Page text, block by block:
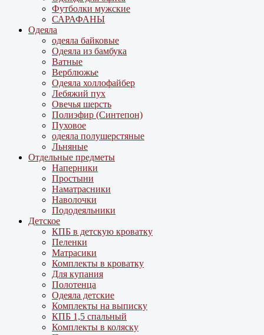
Футболки мужские
САРАФАНЫ
Одеяла
одеяла байковые
Одеяла из бамбука
Ватные
Верблюжье
Одеяла холлофайбер
Лебяжий пух
Овечья шерсть
Полиэфир (Синтепон)
Пуховое
одеяла полушерстяные
Льняные
Отдельные предметы
Наперники
Простыни
Наматрасники
Наволочки
Пододеяльники
Детское
КПБ в детскую кроватку
Пеленки
Матрасики
Комплекты в кроватку
Для купания
Полотенца
Одеяла детские
Комплекты на выписку
КПБ 1,5 спальный
Комплекты в коляску